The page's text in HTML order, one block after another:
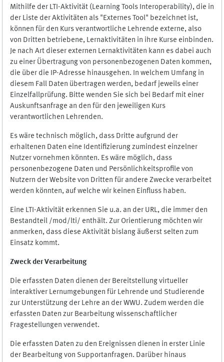
Mithilfe der LTI-Aktivität (Learning Tools Interoperability), die in
der Liste der Aktivitäten als "Externes Tool" bezeichnet ist,
können für den Kurs verantwortliche Lehrende externe, also
von Dritten betriebene, Lernaktivitäten in ihre Kurse einbinden.
Je nach Art dieser externen Lernaktivitäten kann es dabei auch
zu einer Übertragung von personenbezogenen Daten kommen,
die über die IP-Adresse hinausgehen. In welchem Umfang in
diesem Fall Daten übertragen werden, bedarf jeweils einer
Einzelfallprüfung. Bitte wenden Sie sich bei Bedarf mit einer
Auskunftsanfrage an den für den jeweiligen Kurs
verantwortlichen Lehrenden.
Es wäre technisch möglich, dass Dritte aufgrund der
erhaltenen Daten eine Identifizierung zumindest einzelner
Nutzer vornehmen könnten. Es wäre möglich, dass
personenbezogene Daten und Persönlichkeitsprofile von
Nutzern der Website von Dritten für andere Zwecke verarbeitet
werden könnten, auf welche wir keinen Einfluss haben.
Eine LTI-Aktivität erkennen Sie u.a. an der URL, die immer den
Bestandteil /mod/lti/ enthält. Zur Orientierung möchten wir
anmerken, dass diese Aktivität bislang äußerst selten zum
Einsatz kommt.
Zweck der Verarbeitung
Die erfassten Daten dienen der Bereitstellung virtueller
interaktiver Lernumgebungen für Lehrende und Studierende
zur Unterstützung der Lehre an der WWU. Zudem werden die
erfassten Daten zur Bearbeitung wissenschaftlicher
Fragestellungen verwendet.
Die erfassten Daten zu den Ereignissen dienen in erster Linie
der Bearbeitung von Supportanfragen. Darüber hinaus